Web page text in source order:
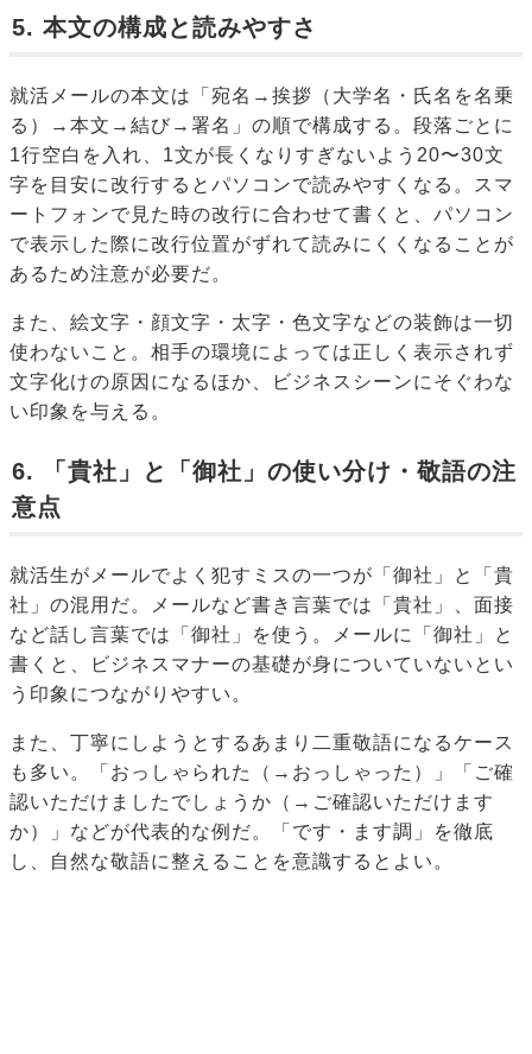
5. 本文の構成と読みやすさ
就活メールの本文は「宛名→挨拶（大学名・氏名を名乗
る）→本文→結び→署名」の順で構成する。段落ごとに
1行空白を入れ、1文が長くなりすぎないよう20〜30文
字を目安に改行するとパソコンで読みやすくなる。スマ
ートフォンで見た時の改行に合わせて書くと、パソコン
で表示した際に改行位置がずれて読みにくくなることが
あるため注意が必要だ。
また、絵文字・顔文字・太字・色文字などの装飾は一切
使わないこと。相手の環境によっては正しく表示されず
文字化けの原因になるほか、ビジネスシーンにそぐわな
い印象を与える。
6. 「貴社」と「御社」の使い分け・敬語の注
意点
就活生がメールでよく犯すミスの一つが「御社」と「貴
社」の混用だ。メールなど書き言葉では「貴社」、面接
など話し言葉では「御社」を使う。メールに「御社」と
書くと、ビジネスマナーの基礎が身についていないとい
う印象につながりやすい。
また、丁寧にしようとするあまり二重敬語になるケース
も多い。「おっしゃられた（→おっしゃった）」「ご確
認いただけましたでしょうか（→ご確認いただけます
か）」などが代表的な例だ。「です・ます調」を徹底
し、自然な敬語に整えることを意識するとよい。